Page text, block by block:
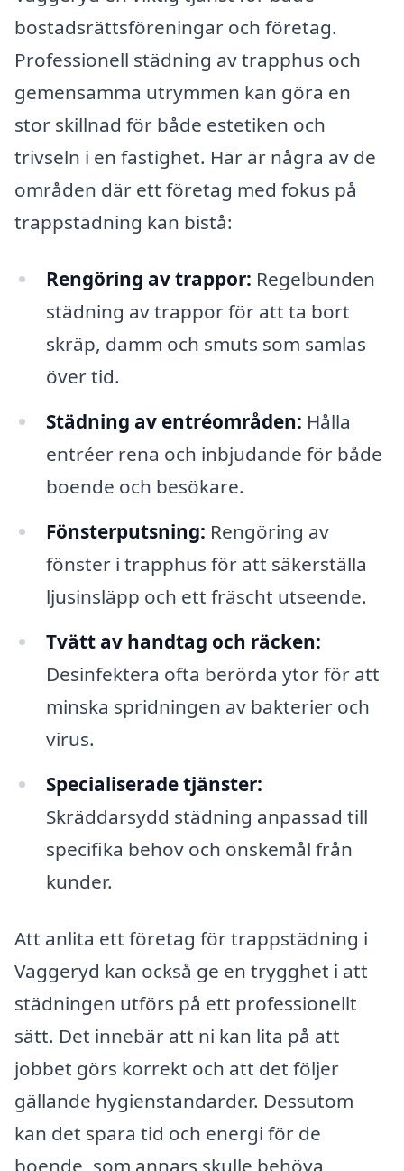
bostadsrättsföreningar och företag.
Professionell städning av trapphus och
gemensamma utrymmen kan göra en
stor skillnad för både estetiken och
trivseln i en fastighet. Här är några av de
områden där ett företag med fokus på
trappstädning kan bistå:
Rengöring av trappor: Regelbunden
städning av trappor för att ta bort
skräp, damm och smuts som samlas
över tid.
Städning av entréområden: Hålla
entréer rena och inbjudande för både
boende och besökare.
Fönsterputsning: Rengöring av
fönster i trapphus för att säkerställa
ljusinsläpp och ett fräscht utseende.
Tvätt av handtag och räcken:
Desinfektera ofta berörda ytor för att
minska spridningen av bakterier och
virus.
Specialiserade tjänster:
Skräddarsydd städning anpassad till
specifika behov och önskemål från
kunder.
Att anlita ett företag för trappstädning i
Vaggeryd kan också ge en trygghet i att
städningen utförs på ett professionellt
sätt. Det innebär att ni kan lita på att
jobbet görs korrekt och att det följer
gällande hygienstandarder. Dessutom
kan det spara tid och energi för de
boende, som annars skulle behöva